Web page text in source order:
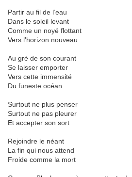
Partir au fil de l’eau
Dans le soleil levant
Comme un noyé flottant
Vers l’horizon nouveau
Au gré de son courant
Se laisser emporter
Vers cette immensité
Du funeste océan
Surtout ne plus penser
Surtout ne pas pleurer
Et accepter son sort
Rejoindre le néant
La fin qui nous attend
Froide comme la mort